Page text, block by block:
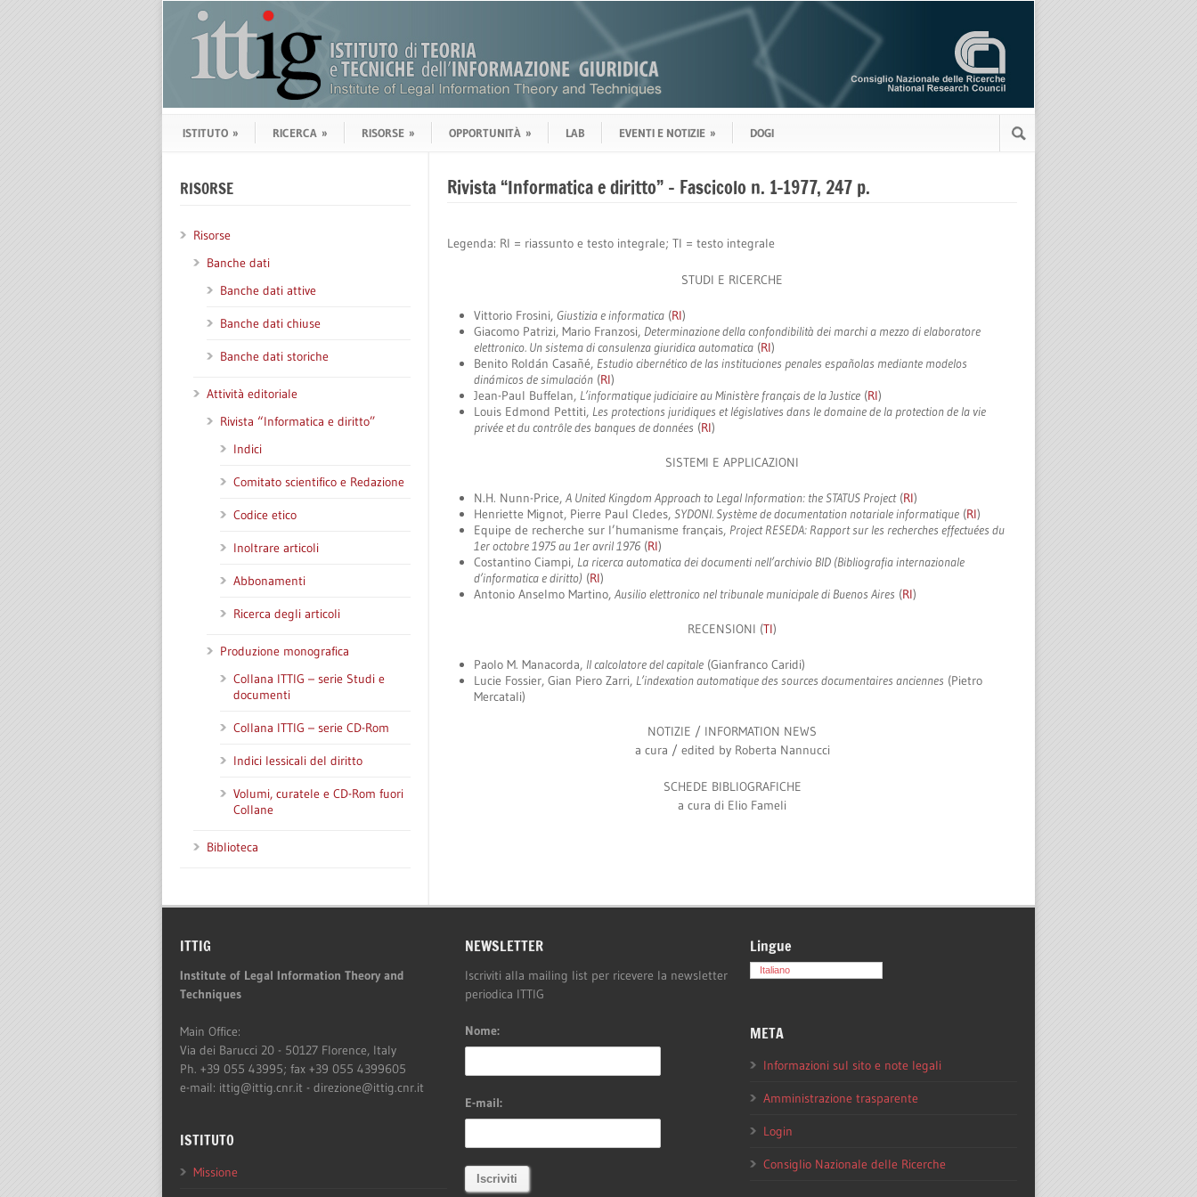
ISTITUTO » RICERCA » RISORSE » OPPORTUNITÀ » LAB EVENTI E NOTIZIE » DOGI
Rivista “Informatica e diritto” – Fascicolo n. 1-1977, 247 p.
Legenda: RI = riassunto e testo integrale; TI = testo integrale
STUDI E RICERCHE
Vittorio Frosini, Giustizia e informatica (RI)
Giacomo Patrizi, Mario Franzosi, Determinazione della confondibilità dei marchi a mezzo di elaboratore
elettronico. Un sistema di consulenza giuridica automatica (RI)
Benito Roldán Casañé, Estudio cibernético de las instituciones penales españolas mediante modelos
dinámicos de simulación (RI)
Jean-Paul Buffelan, L’informatique judiciaire au Ministère français de la Justice (RI)
Louis Edmond Pettiti, Les protections juridiques et législatives dans le domaine de la protection de la vie
privée et du contrôle des banques de données (RI)
SISTEMI E APPLICAZIONI
N.H. Nunn-Price, A United Kingdom Approach to Legal Information: the STATUS Project(RI)
Henriette Mignot, Pierre Paul Cledes, SYDONI. Système de documentation notariale informatique (RI)
Equipe de recherche sur l’humanisme français, Project RESEDA: Rapport sur les recherches effectuées du
1er octobre 1975 au 1er avril 1976 (RI)
Costantino Ciampi, La ricerca automatica dei documenti nell’archivio BID (Bibliografia internazionale
d’informatica e diritto) (RI)
Antonio Anselmo Martino, Ausilio elettronico nel tribunale municipale di Buenos Aires (RI)
RECENSIONI (TI)
Paolo M. Manacorda, Il calcolatore del capitale (Gianfranco Caridi)
Lucie Fossier, Gian Piero Zarri, L’indexation automatique des sources documentaires anciennes (Pietro
Mercatali)
NOTIZIE / INFORMATION NEWS
a cura / edited by Roberta Nannucci
SCHEDE BIBLIOGRAFICHE
a cura di Elio Fameli
RISORSE
Risorse
Banche dati
Banche dati attive
Banche dati chiuse
Banche dati storiche
Attività editoriale
Rivista “Informatica e diritto”
Indici
Comitato scientifico e Redazione
Codice etico
Inoltrare articoli
Abbonamenti
Ricerca degli articoli
Produzione monografica
Collana ITTIG – serie Studi e
documenti
Collana ITTIG – serie CD-Rom
Indici lessicali del diritto
Volumi, curatele e CD-Rom fuori
Collane
Biblioteca
ITTIG
Institute of Legal Information Theory and
Techniques
Main Office:
Via dei Barucci 20 - 50127 Florence, Italy
Ph. +39 055 43995; fax +39 055 4399605
e-mail: ittig@ittig.cnr.it - direzione@ittig.cnr.it
ISTITUTO
Missione
NEWSLETTER
Iscriviti alla mailing list per ricevere la newsletter
periodica ITTIG
Nome:
E-mail:
Lingue
Italiano
META
Informazioni sul sito e note legali
Amministrazione trasparente
Login
Consiglio Nazionale delle Ricerche